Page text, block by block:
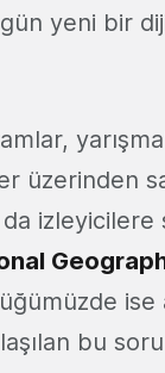
yeni bir
üzerinden
ise
bu